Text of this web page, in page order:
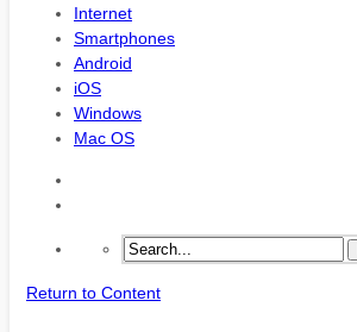
Internet
Smartphones
Android
iOS
Windows
Mac OS
Return to Content